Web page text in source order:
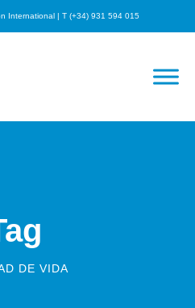
International | T (+34) 931 594 015
DE VIDA